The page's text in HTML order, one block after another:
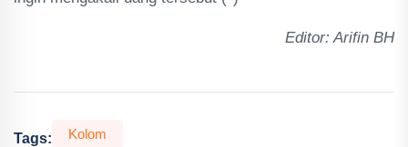
Editor: Arifin BH
Tags: Kolom